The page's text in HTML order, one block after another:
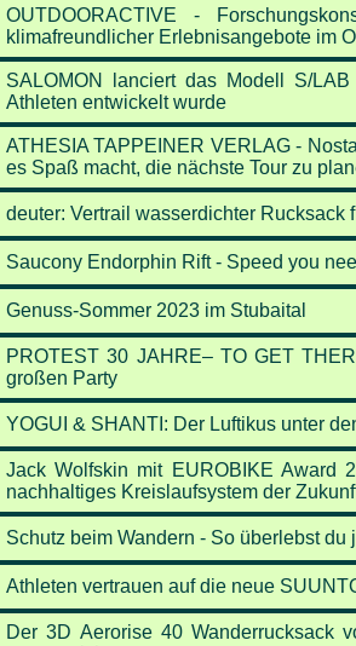
OUTDOORACTIVE -
klimafreundlicher Erlebnisangebote im
SALOMON lanciert das Modell S/
Athleten entwickelt wurde
ATHESIA TAPPEINER VERLAG -
es Spaß macht, die nächste Tour zu
deuter: Vertrail wasserdichter Rucksack
Saucony Endorphin Rift - Speed you
Genuss-Sommer 2023 im Stubaital
PROTEST 30 JAHRE– TO GET
großen Party
YOGUI & SHANTI: Der Luftikus unter
Jack Wolfskin mit EUROBIKE Award
nachhaltiges Kreislaufsystem der
Schutz beim Wandern - So überlebst du
Athleten vertrauen auf die neue
Der 3D Aerorise 40 Wanderrucksack